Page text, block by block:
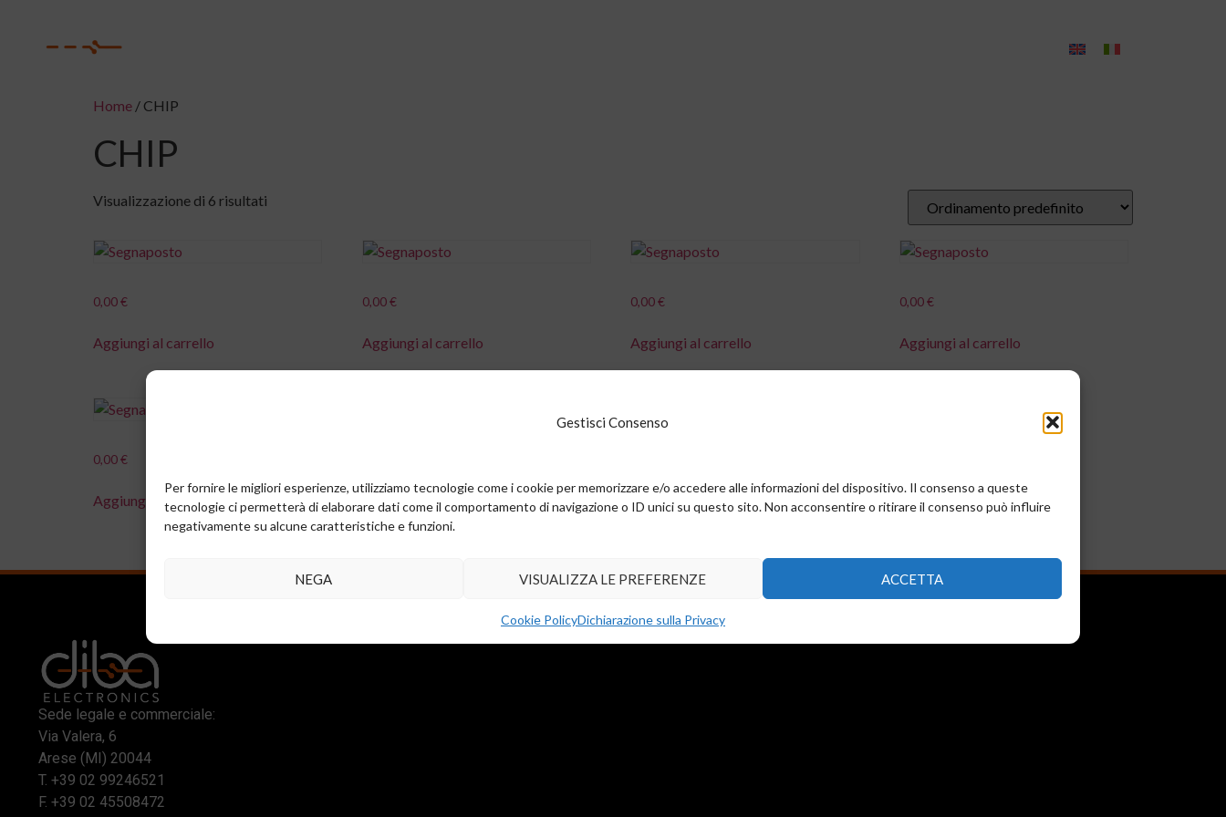
Gestisci Consenso
Per fornire le migliori esperienze, utilizziamo tecnologie come i cookie per memorizzare e/o accedere alle informazioni del dispositivo. Il consenso a queste
tecnologie ci permetterà di elaborare dati come il comportamento di navigazione o ID unici su questo sito. Non acconsentire o ritirare il consenso può influire
negativamente su alcune caratteristiche e funzioni.
NEGA VISUALIZZA LE PREFERENZE ACCETTA
Cookie PolicyDichiarazione sulla Privacy
Home / CHIP
CHIP
Visualizzazione di 6 risultati
0,00€
Aggiungi al carrello
0,00€
Aggiungi al carrello
0,00€
Aggiungi al carrello
0,00€
Aggiungi al carrello
0,00€
Aggiungi al carrello Aggiungi al carrello
Sede legale e commerciale:
Via Valera, 6
Arese (MI) 20044
T. +39 02 99246521
F. +39 02 45508472